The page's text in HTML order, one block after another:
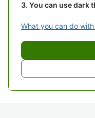
You can use dark
What you can do